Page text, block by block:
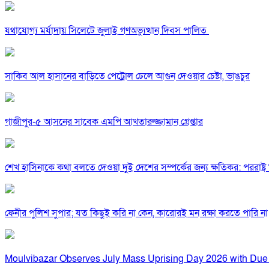
যথাযোগ্য মর্যাদায় সিলেটে জুলাই গণঅভ্যুত্থান দিবস পালিত
সাকিব আল হাসানের বাড়িতে পেট্রোল ঢেলে আগুন দেওয়ার চেষ্টা, ভাঙচুর
গাজীপুর-৫ আসনের সাবেক এমপি আখতারুজ্জামান গ্রেপ্তার
শেখ হাসিনাকে কথা বলতে দেওয়া দুই দেশের সম্পর্কের জন্য ক্ষতিকর: পররাষ্ট্র
ফেনীর পুলিশ সুপার; যত কিছুই করি না কেন, কারোরই মন রক্ষা করতে পারি না
Moulvibazar Observes July Mass Uprising Day 2026 with